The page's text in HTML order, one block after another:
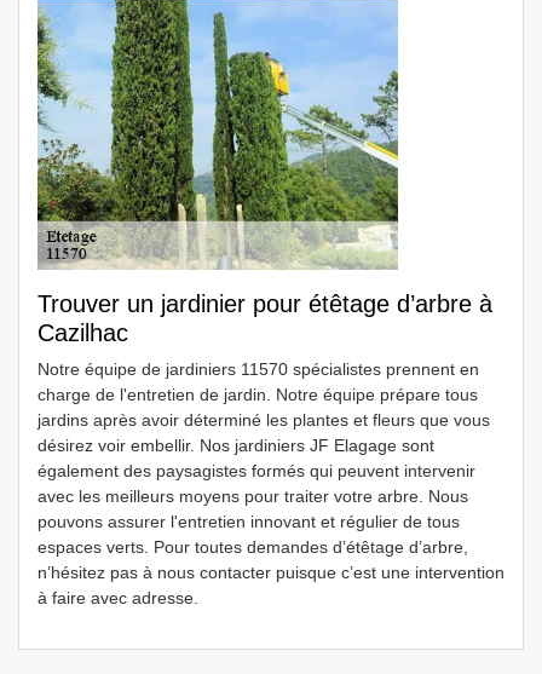
Trouver un jardinier pour étêtage d’arbre à
Cazilhac
Notre équipe de jardiniers 11570 spécialistes prennent en
charge de l'entretien de jardin. Notre équipe prépare tous
jardins après avoir déterminé les plantes et fleurs que vous
désirez voir embellir. Nos jardiniers JF Elagage sont
également des paysagistes formés qui peuvent intervenir
avec les meilleurs moyens pour traiter votre arbre. Nous
pouvons assurer l'entretien innovant et régulier de tous
espaces verts. Pour toutes demandes d’étêtage d’arbre,
n’hésitez pas à nous contacter puisque c’est une intervention
à faire avec adresse.